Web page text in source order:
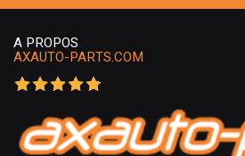
A PROPOS
AXAUTO-PARTS.COM